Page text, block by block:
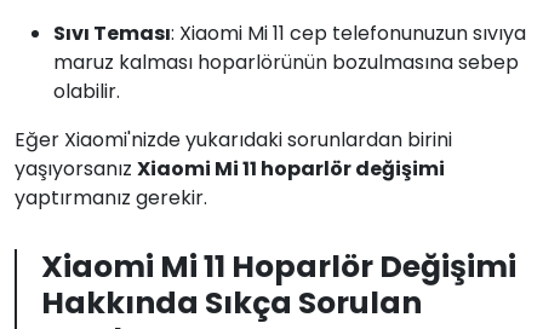
Sıvı Teması: Xiaomi Mi 11 cep telefonunuzun sıvıya
maruz kalması hoparlörünün bozulmasına sebep
olabilir.
Eğer Xiaomi'nizde yukarıdaki sorunlardan birini
yaşıyorsanız Xiaomi Mi 11 hoparlör değişimi
yaptırmanız gerekir.
Xiaomi Mi 11 Hoparlör Değişimi
Hakkında Sıkça Sorulan